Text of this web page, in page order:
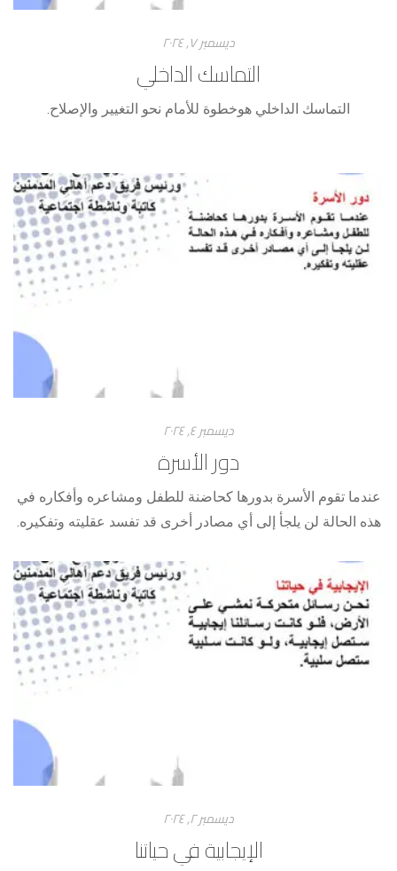
ديسمبر ۷, ۲۰۲٤
التماسك الداخلي
التماسك الداخلي هوخطوة للأمام نحو التغيير والإصلاح.
ديسمبر ٤, ۲۰۲٤
دور الأسرة
‎عندما تقوم الأسرة بدورها كحاضنة للطفل ومشاعره وأفكاره في
هذه الحالة لن يلجأ إلى أي مصادر أخرى قد تفسد عقليته وتفكيره.
ديسمبر ۲, ۲۰۲٤
الإيجابية في حياتنا